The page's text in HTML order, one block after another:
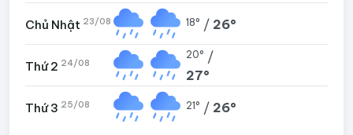
Chủ Nhật 23/08 18° / 26°
Thứ 2 24/08
20° /
27°
Thứ 3 25/08 21° / 26°